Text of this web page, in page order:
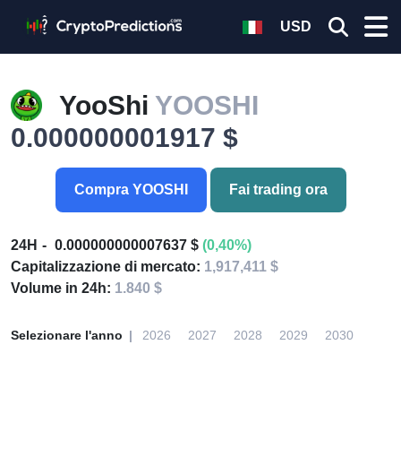
USD
YooShi YOOSHI
0.000000001917 $
Compra YOOSHI Fai trading ora
24H 0.000000000007637 $ (0,40%)
Capitalizzazione di mercato: 1,917,411 $
Volume in 24h: 1.840 $
Selezionare l'anno 2026 2027 2028 2029 2030